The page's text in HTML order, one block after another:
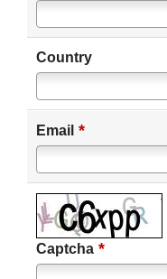
Country
Email *
Captcha *